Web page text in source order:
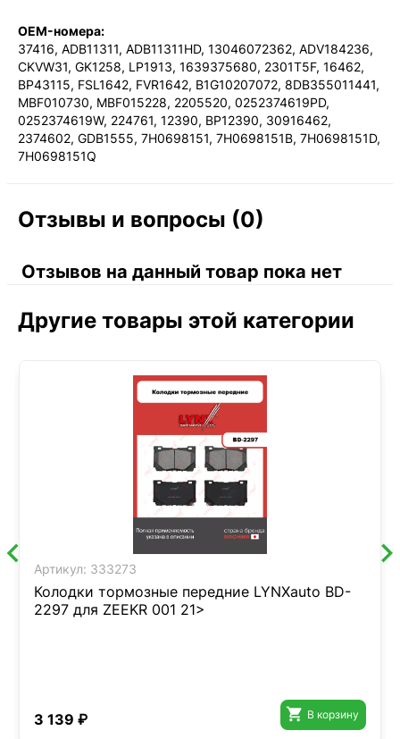
OEM-номера:
37416, ADB11311, ADB11311HD, 13046072362, ADV184236,
CKVW31, GK1258, LP1913, 1639375680, 2301T5F, 16462,
BP43115, FSL1642, FVR1642, B1G10207072, 8DB355011441,
MBF010730, MBF015228, 2205520, 0252374619PD,
0252374619W, 224761, 12390, BP12390, 30916462,
2374602, GDB1555, 7H0698151, 7H0698151B, 7H0698151D,
7H0698151Q
Отзывы и вопросы (0)
Отзывов на данный товар пока нет
Другие товары этой категории
Артикул: 333273
Колодки тормозные передние LYNXauto BD-
2297 для ZEEKR 001 21>
3 139 ₽  В корзину